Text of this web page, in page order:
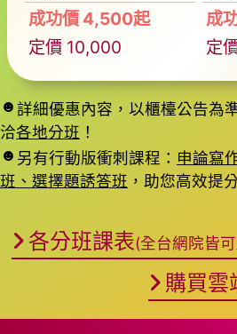
成功價 4,500起
定價 10,000
成
定
詳細優惠內容，以櫃檯公告為
洽各地分班 ！
另有行動版衝刺課程： 申論寫
班、選擇題誘答班 ，助您高效提
各分班課表(全台網院皆
購買雲